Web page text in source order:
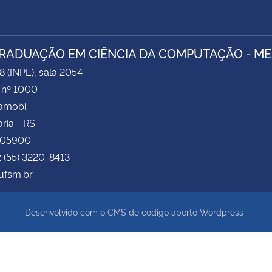
EM CIÊNCIA DA COMPUTAÇÃO -
(INPE), sala 2054
1000
- RS
(55) 3220-8413
Desenvolvido com o CMS de código aberto Wordpress